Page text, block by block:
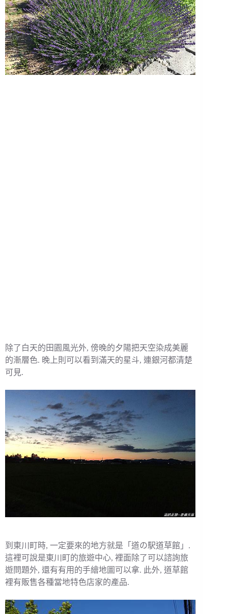
除了白天的田園風光外, 傍晚的夕陽把天空染成美麗
的漸層色. 晚上則可以看到滿天的星斗, 連銀河都清楚
可見.
到東川町時, 一定要來的地方就是「道の駅道草館」.
這裡可說是東川町的旅遊中心, 裡面除了可以諮詢旅
遊問題外, 還有有用的手繪地圖可以拿. 此外, 道草館
裡有販售各種當地特色店家的產品.